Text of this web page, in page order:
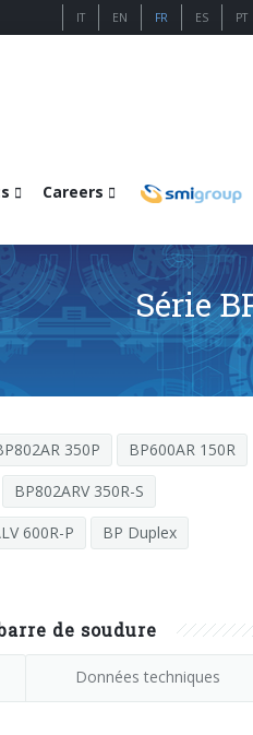
IT EN FR ES PT
Careers
Série
350P
BP600AR 150R
BP802ARV 350R-S
600R-P
BP Duplex
de soudure
Données techniques